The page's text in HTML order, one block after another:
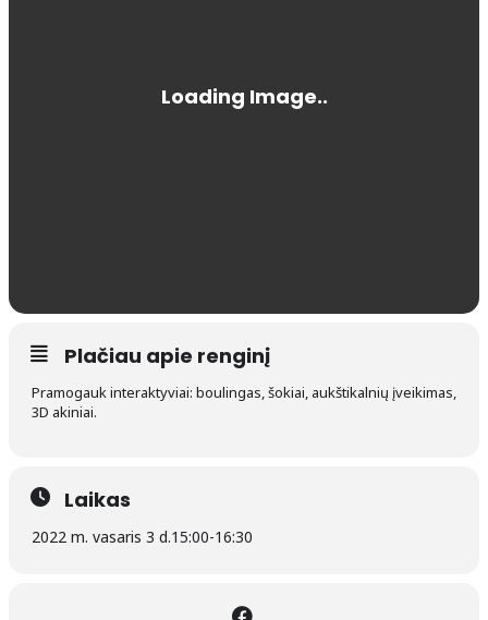
Plačiau apie renginį
Pramogauk interaktyviai: boulingas, šokiai, aukštikalnių įveikimas,
3D akiniai.
Laikas
2022 m. vasaris 3 d.15:00-16:30